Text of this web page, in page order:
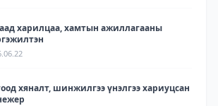
харилцаа, хамтын ажиллагааны
хяналт, шинжилгээ үнэлгээ хариуцсан